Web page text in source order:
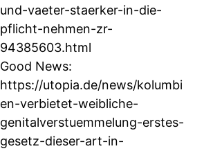
und-vaeter-staerker-in-die-
pflicht-nehmen-zr-
94385603.html
Good News:
https://utopia.de/news/kolumbi
en-verbietet-weibliche-
genitalverstuemmelung-erstes-
gesetz-dieser-art-in-